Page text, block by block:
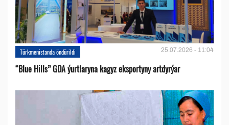
Türkmenistanda öndürildi 25.07.2026 - 11:04
“Blue Hills” GDA ýurtlaryna kagyz eksportyny artdyrýar